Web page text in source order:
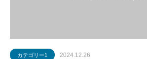
カテゴリー1 2024.12.26